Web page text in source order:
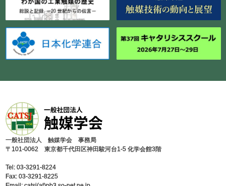
⼀般社団法⼈ 触媒学会 事務局
〒101-0062 東京都千代⽥区神⽥駿河台1-5 化学会館3階
Tel: 03-3291-8224
Fax: 03-3291-8225